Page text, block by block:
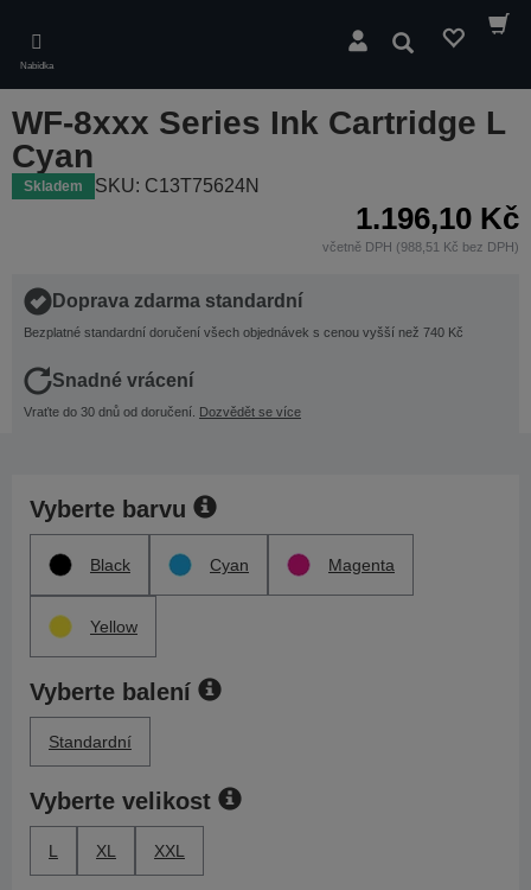
main
content
Nabídka
Hledat
WF-8xxx Series Ink Cartridge L
Cyan
Skladem SKU: C13T75624N
1.196,10 Kč
včetně DPH (988,51 Kč bez DPH)
Doprava zdarma standardní
Bezplatné standardní doručení všech objednávek s cenou vyšší než 740 Kč
Snadné vrácení
Vraťte do 30 dnů od doručení. Dozvědět se více
Vyberte barvu
Black Cyan Magenta
Yellow
Vyberte balení
Standardní
Vyberte velikost
L XL XXL